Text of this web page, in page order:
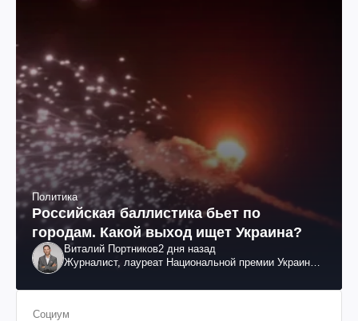
Политика
Российская баллистика бьет по
городам. Какой выход ищет Украина?
Виталий Портников2 дня назад
Журналист, лауреат Национальной премии Украины
Социум